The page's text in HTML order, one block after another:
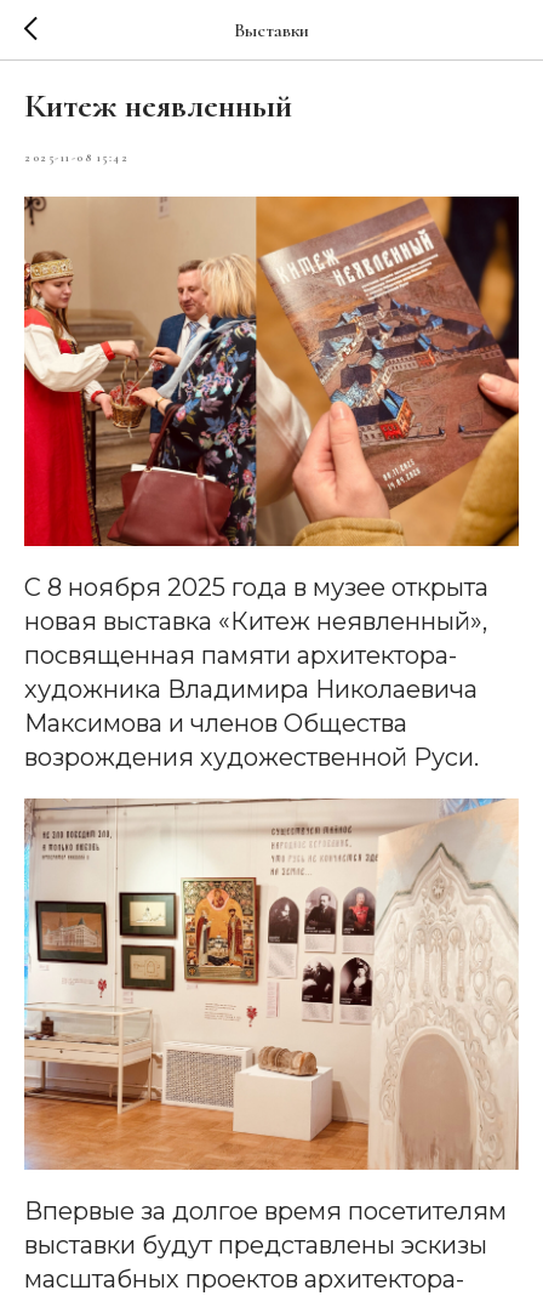
Выставки
Китеж неявленный
2025-11-08 15:42
С 8 ноября 2025 года в музее открыта
новая выставка «Китеж неявленный»,
посвященная памяти архитектора-
художника Владимира Николаевича
Максимова и членов Общества
возрождения художественной Руси.
Впервые за долгое время посетителям
выставки будут представлены эскизы
масштабных проектов архитектора-